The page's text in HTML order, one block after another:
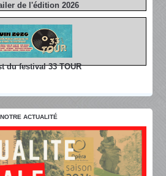
de l'édition 2026
du festival 33 TOUR
NOTRE ACTUALITÉ